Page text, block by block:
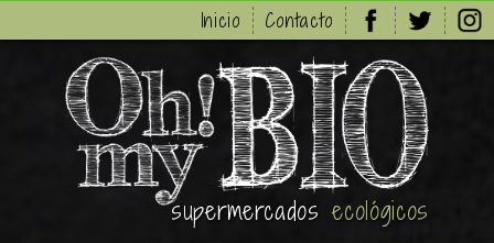
Inicio Contacto
supermercadosecológicos